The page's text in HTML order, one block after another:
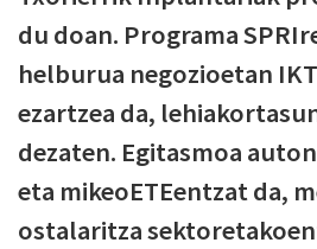
du doan. Programa
helburua negozioetan
ezartzea da,
dezaten. Egitasmoa
eta mikeoETEentzat da,
ostalaritza